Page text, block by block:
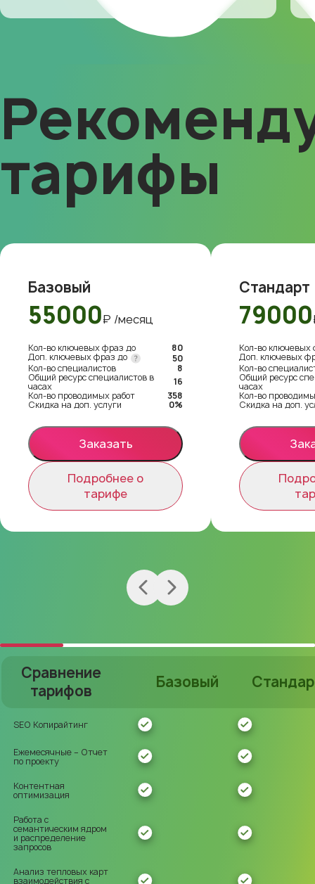
тарифы
Базовый
55000₽ /месяц
Кол-во ключевых фраз до 80
Доп. ключевых фраз до
50
Кол-во специалистов
8
Общий ресурс специалистов в
часах
16
Кол-во проводимых работ
358
Скидка на доп. услуги 0%
Заказать
Подробнее о
тарифе
Стандарт
79000
Кол-во ключевых
Доп. ключевых
Кол-во
Общий ресурс
часах
Кол-во
Скидка на доп.
Сравнение
тарифов
Базовый
SEO Копирайтинг
Ежемесячные – Отчет
по проекту
Контентная
оптимизация
Работа с
семантическим ядром
и распределение
запросов
Анализ тепловых карт
взаимодействия с